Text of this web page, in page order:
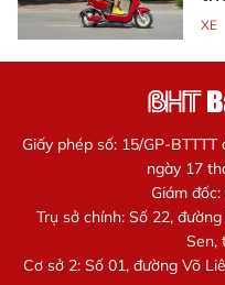
XE
Giấy phép số: 15/GP-
ngày 17
Giám
Trụ sở chính: Số 22,
Sen,
Cơ sở 2: Số 01, đường Võ